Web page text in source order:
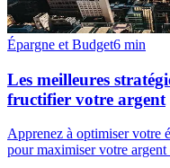
Épargne et Budget6 min
Les meilleures
fructifier votre argent
Apprenez à optimiser votre
pour maximiser votre